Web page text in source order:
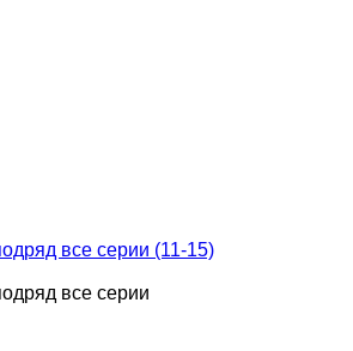
все серии (11-15)
все серии